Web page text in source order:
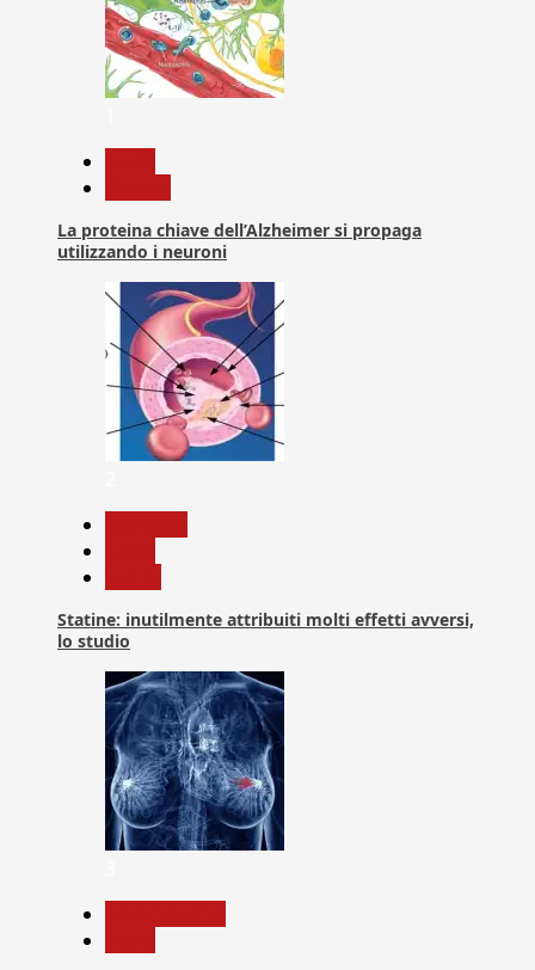
La proteina chiave dell’Alzheimer si propaga
utilizzando i neuroni
Statine: inutilmente attribuiti molti effetti avversi,
lo studio